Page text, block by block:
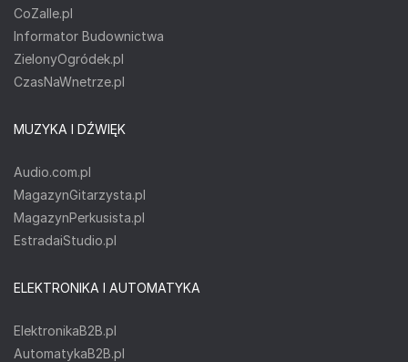
CoZaIle.pl
Informator Budownictwa
ZielonyOgródek.pl
CzasNaWnetrze.pl
MUZYKA I DŹWIĘK
Audio.com.pl
MagazynGitarzysta.pl
MagazynPerkusista.pl
EstradaiStudio.pl
ELEKTRONIKA I AUTOMATYKA
ElektronikaB2B.pl
AutomatykaB2B.pl